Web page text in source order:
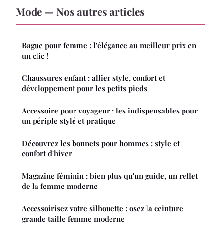
Mode — Nos autres articles
Bague pour femme : l'élégance au meilleur prix en
un clic !
Chaussures enfant : allier style, confort et
développement pour les petits pieds
Accessoire pour voyageur : les indispensables pour
un périple stylé et pratique
Découvrez les bonnets pour hommes : style et
confort d'hiver
Magazine féminin : bien plus qu'un guide, un reflet
de la femme moderne
Accessoirisez votre silhouette : osez la ceinture
grande taille femme moderne